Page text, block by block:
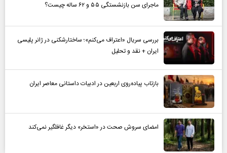
ماجرای سن بازنشستگی ۵۵ و ۶۲ ساله چیست؟
بررسی سریال «اعتراف می‌کنم»؛ ساختارشکنی در ژانر پلیسی
ایران + نقد و تحلیل
بازتاب پیاده‌روی اربعین در ادبیات داستانی معاصر ایران
امضای سروش صحت در «استخر» دیگر غافلگیر نمی‌کند